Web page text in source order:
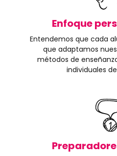
Enfoque
Entendemos que cada
que adaptamos
métodos de
individuales